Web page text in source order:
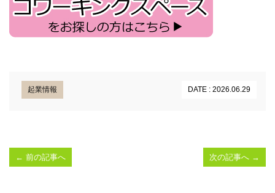
起業情報 DATE : 2026.06.29
← 前の記事へ 次の記事へ →